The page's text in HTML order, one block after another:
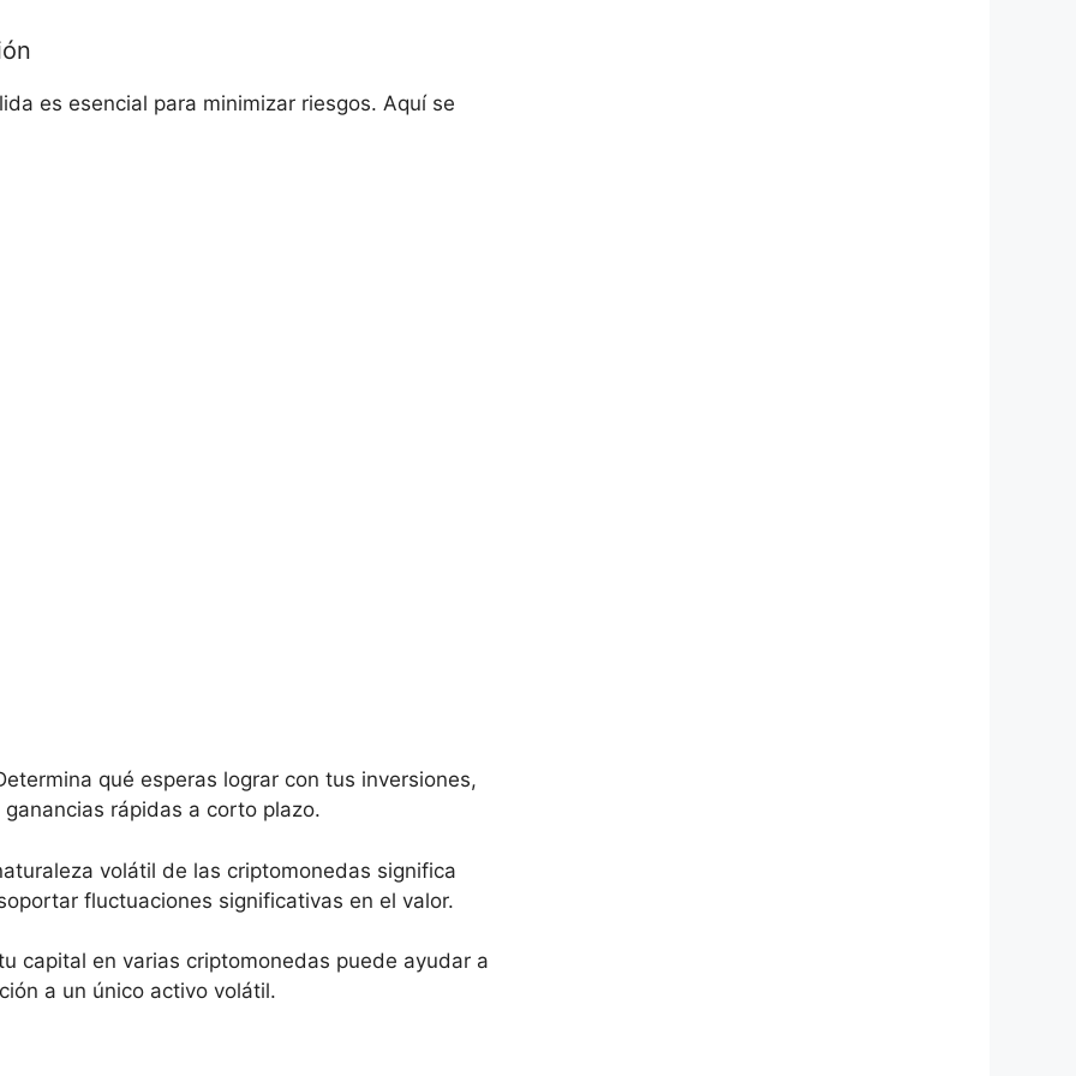
es⁣ esencial⁤ para‌ minimizar riesgos. ​Aquí se
qué esperas lograr‌ con tus ⁤inversiones,
rápidas ‍a corto plazo.
volátil de las ⁢criptomonedas significa
​fluctuaciones significativas en el valor.
​capital en ‍varias criptomonedas‍ puede ayudar a
a un ‌único ​activo volátil.